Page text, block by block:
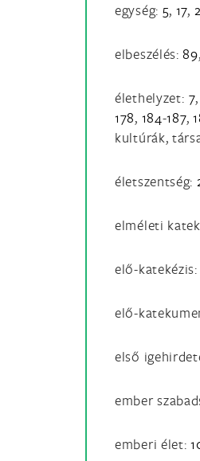
egység: 5, 17,
elbeszélés:89
élethelyzet: 7,
178, 184-187,
kultúrák,
életszentség:
elméleti
elő-katekézis:
elő-
első
ember
emberi élet: